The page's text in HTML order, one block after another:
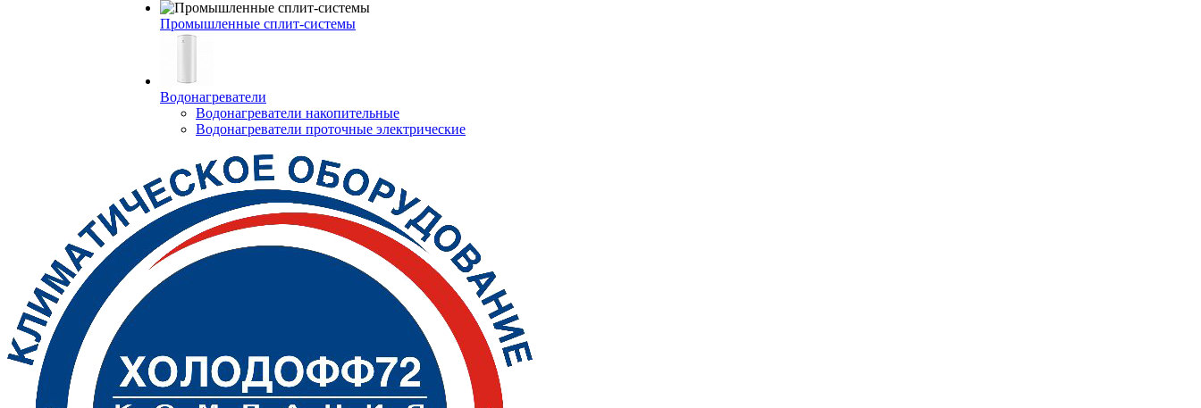
Промышленные сплит-системы
Водонагреватели
Водонагреватели накопительные
Водонагреватели проточные электрические